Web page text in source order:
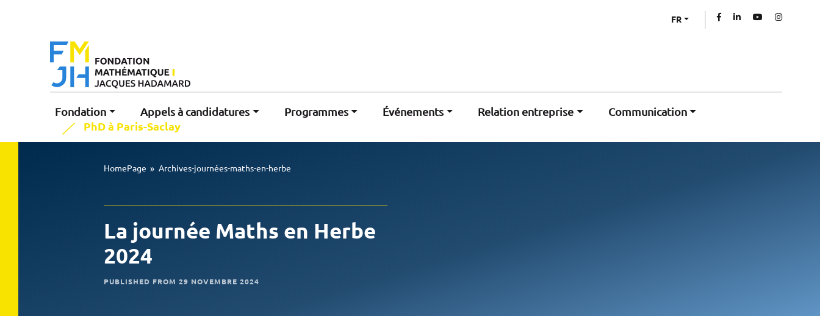
FR
Fondation Appels à candidatures Programmes Événements Relation entreprise
Communication
PhD à Paris-Saclay
HomePage » Archives-journées-maths-en-herbe
La journée Maths en Herbe
2024
PUBLISHED FROM 29 NOVEMBRE 2024